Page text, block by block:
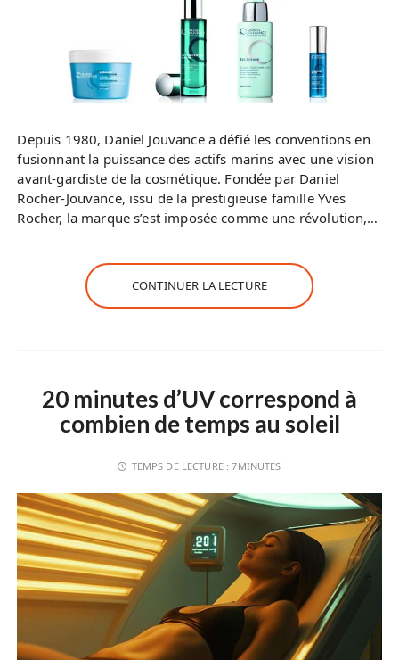
Depuis 1980, Daniel Jouvance a défié les conventions en
fusionnant la puissance des actifs marins avec une vision
avant-gardiste de la cosmétique. Fondée par Daniel
Rocher-Jouvance, issu de la prestigieuse famille Yves
Rocher, la marque s’est imposée comme une révolution,…
CONTINUER LA LECTURE
20 minutes d’UV correspond à
combien de temps au soleil
TEMPS DE LECTURE :7MINUTES